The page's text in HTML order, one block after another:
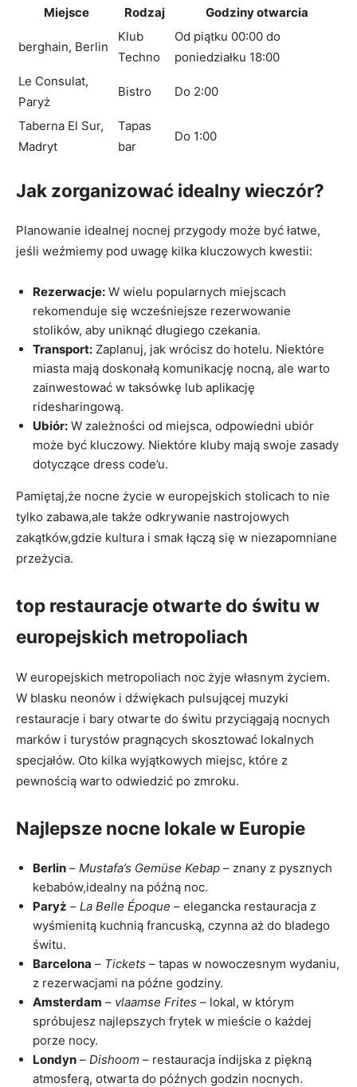
Miejsce Rodzaj Godziny otwarcia
berghain, Berlin
Klub
Techno
Od piątku 00:00 do
poniedziałku 18:00
Le Consulat,
Paryż
Bistro Do 2:00
Taberna El Sur,
Madryt
Tapas
bar
Do 1:00
Jak zorganizować idealny wieczór?
Planowanie idealnej nocnej przygody może być łatwe,
jeśli weźmiemy pod uwagę kilka kluczowych kwestii:
Rezerwacje: W wielu popularnych miejscach
rekomenduje się wcześniejsze rezerwowanie
stolików, aby uniknąć długiego czekania.
Transport: Zaplanuj, jak wrócisz do hotelu. Niektóre
miasta mają doskonałą komunikację nocną, ale warto
zainwestować w taksówkę lub aplikację
ridesharingową.
Ubiór: W zależności od miejsca, odpowiedni ubiór
może być kluczowy. Niektóre kluby mają swoje zasady
dotyczące dress code’u.
Pamiętaj,że nocne życie w europejskich stolicach to nie
tylko zabawa,ale także odkrywanie nastrojowych
zakątków,gdzie kultura i smak łączą się w niezapomniane
przeżycia.
top restauracje otwarte do świtu w
europejskich metropoliach
W europejskich metropoliach noc żyje własnym życiem.
W blasku neonów i dźwiękach pulsującej muzyki
restauracje i bary otwarte do świtu przyciągają nocnych
marków i turystów pragnących skosztować lokalnych
specjałów. Oto kilka wyjątkowych miejsc, które z
pewnością warto odwiedzić po zmroku.
Najlepsze nocne lokale w Europie
Berlin – Mustafa’s Gemüse Kebap – znany z pysznych
kebabów,idealny na późną noc.
Paryż – La Belle Époque – elegancka restauracja z
wyśmienitą kuchnią francuską, czynna aż do bladego
świtu.
Barcelona – Tickets – tapas w nowoczesnym wydaniu,
z rezerwacjami na późne godziny.
Amsterdam – vlaamse Frites – lokal, w którym
spróbujesz najlepszych frytek w mieście o każdej
porze nocy.
Londyn – Dishoom – restauracja indijska z piękną
atmosferą, otwarta do późnych godzin nocnych.